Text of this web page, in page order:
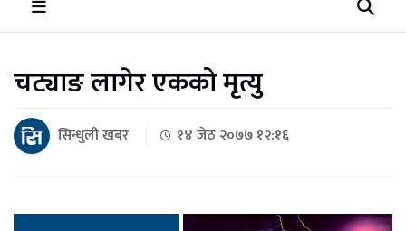
चट्याङ लागेर एकको मृत्यु
सिन्धुली खबर १४ जेठ २०७७ १२:१६